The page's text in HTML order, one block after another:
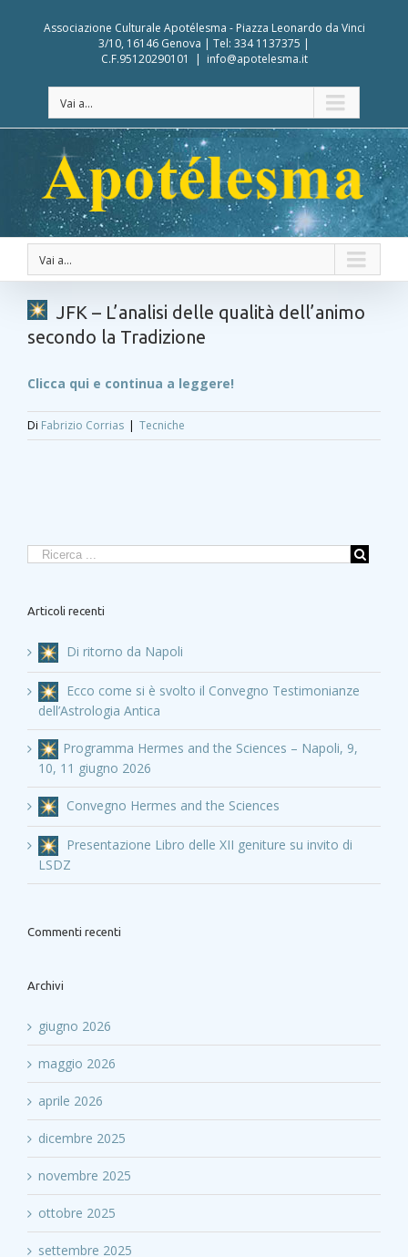
Associazione Culturale Apotélesma - Piazza Leonardo da Vinci
3/10, 16146 Genova | Tel: 334 1137375 |
C.F.95120290101
| info@apotelesma.it
Vai a...
Vai a...
JFK – L’analisi delle qualità dell’animo
secondo la Tradizione
Clicca qui e continua a leggere!
Di Fabrizio Corrias | Tecniche
Articoli recenti
Di ritorno da Napoli
Ecco come si è svolto il Convegno Testimonianze
dell’Astrologia Antica
Programma Hermes and the Sciences – Napoli, 9,
10, 11 giugno 2026
Convegno Hermes and the Sciences
Presentazione Libro delle XII geniture su invito di
LSDZ
Commenti recenti
Archivi
giugno 2026
maggio 2026
aprile 2026
dicembre 2025
novembre 2025
ottobre 2025
settembre 2025